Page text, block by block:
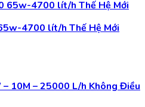
4700 lít/h Thế Hệ Mới
10M – 25000 L/h Không Điều